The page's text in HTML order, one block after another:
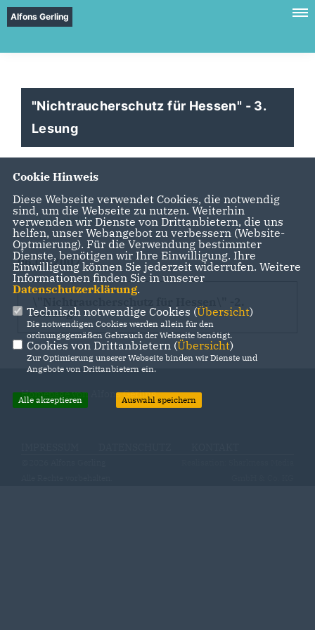
Alfons Gerling
"Nichtraucherschutz für Hessen" - 3.
Lesung
Rede als PDF
06.09.2007
Lesung
Homepage von Alfons Gerling
Cookie Hinweis
Diese Webseite verwendet Cookies, die notwendig
sind, um die Webseite zu nutzen. Weiterhin
verwenden wir Dienste von Drittanbietern, die uns
helfen, unser Webangebot zu verbessern (Website-
Optmierung). Für die Verwendung bestimmter
Dienste, benötigen wir Ihre Einwilligung. Ihre
Einwilligung können Sie jederzeit widerrufen. Weitere
Informationen finden Sie in unserer
Datenschutzerklärung.
Technisch notwendige Cookies (Übersicht)
Die notwendigen Cookies werden allein für den
ordnungsgemäßen Gebrauch der Webseite benötigt.
Cookies von Drittanbietern (Übersicht)
Zur Optimierung unserer Webseite binden wir Dienste und
Angebote von Drittanbietern ein.
Alle akzeptieren Auswahl speichern